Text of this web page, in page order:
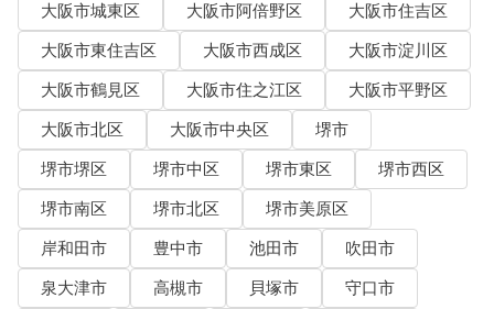
大阪市城東区
大阪市阿倍野区
大阪市住吉区
大阪市東住吉区
大阪市西成区
大阪市淀川区
大阪市鶴見区
大阪市住之江区
大阪市平野区
大阪市北区
大阪市中央区
堺市
堺市堺区
堺市中区 堺市東区
堺市西区
堺市南区
堺市北区
堺市美原区
岸和田市
豊中市 池田市
吹田市
泉大津市
高槻市 貝塚市
守口市